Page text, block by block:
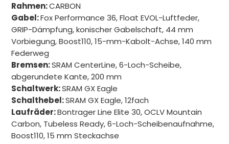
Rahmen:CARBON
Gabel:Fox Performance 36, Float EVOL-Luftfeder,
GRIP-Dämpfung, konischer Gabelschaft, 44 mm
Vorbiegung, Boost110, 15-mm-Kabolt-Achse, 140 mm
Federweg
Bremsen:SRAM CenterLine, 6-Loch-Scheibe,
abgerundete Kante, 200 mm
Schaltwerk:SRAM GX Eagle
Schalthebel:SRAM GX Eagle, 12fach
Laufräder:Bontrager Line Elite 30, OCLV Mountain
Carbon, Tubeless Ready, 6-Loch-Scheibenaufnahme,
Boost110, 15 mm Steckachse